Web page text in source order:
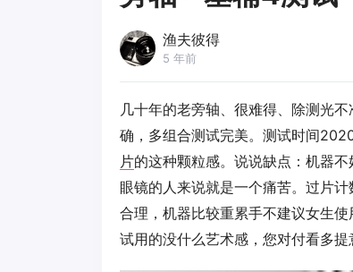
渔夫彼得
5 年前
几十年的老旁轴、很难得、除测光
确，多组合测试完美。测试时间
片的这种颗粒感。说说缺点：机器
眼镜的人来说就是一个痛苦。过片
合理，机器比较重累手不建议女生
试用的没什么艺术感，您对付看多提